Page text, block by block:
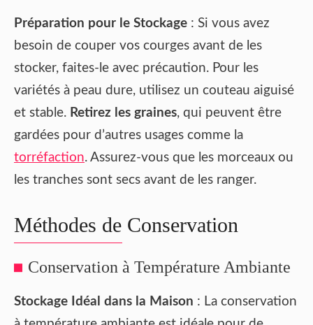
Préparation pour le Stockage : Si vous avez
besoin de couper vos courges avant de les
stocker, faites-le avec précaution. Pour les
variétés à peau dure, utilisez un couteau aiguisé
et stable. Retirez les graines, qui peuvent être
gardées pour d’autres usages comme la
torréfaction. Assurez-vous que les morceaux ou
les tranches sont secs avant de les ranger.
Méthodes de Conservation
Conservation à Température Ambiante
Stockage Idéal dans la Maison : La conservation